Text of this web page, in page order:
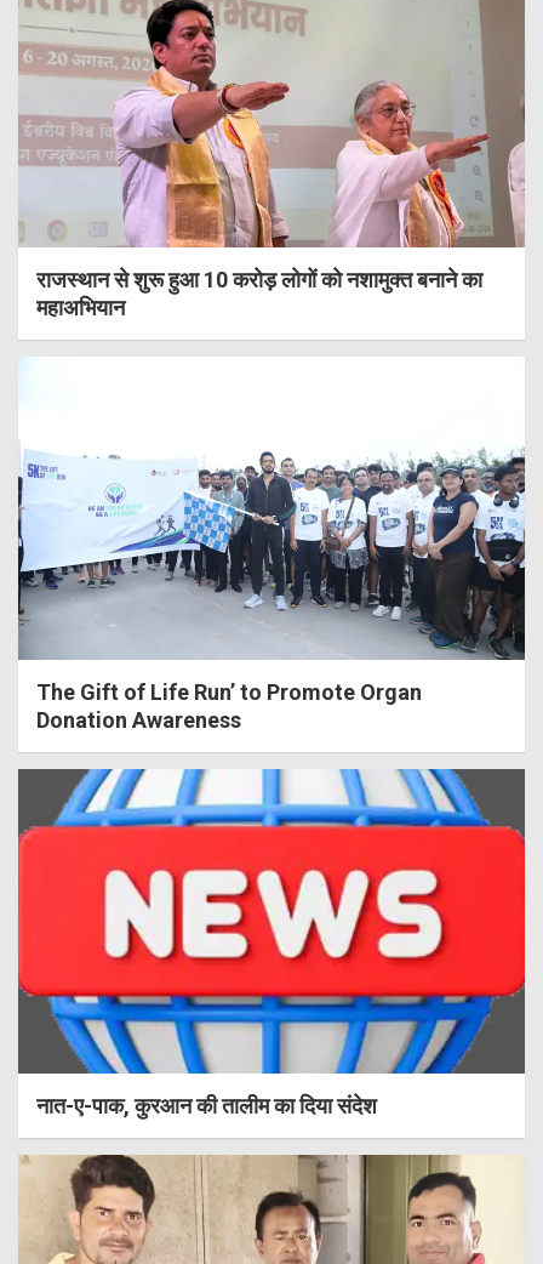
राजस्थान से शुरू हुआ 10 करोड़ लोगों को नशामुक्त बनाने का
महाअभियान
The Gift of Life Run’ to Promote Organ
Donation Awareness
नात-ए-पाक, कुरआन की तालीम का दिया संदेश